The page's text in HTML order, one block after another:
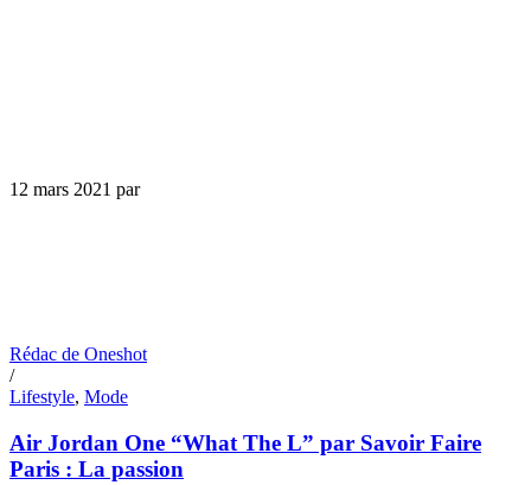
12 mars 2021 par
Rédac de Oneshot
/
Lifestyle, Mode
Air Jordan One “What The L” par Savoir Faire
Paris : La passion